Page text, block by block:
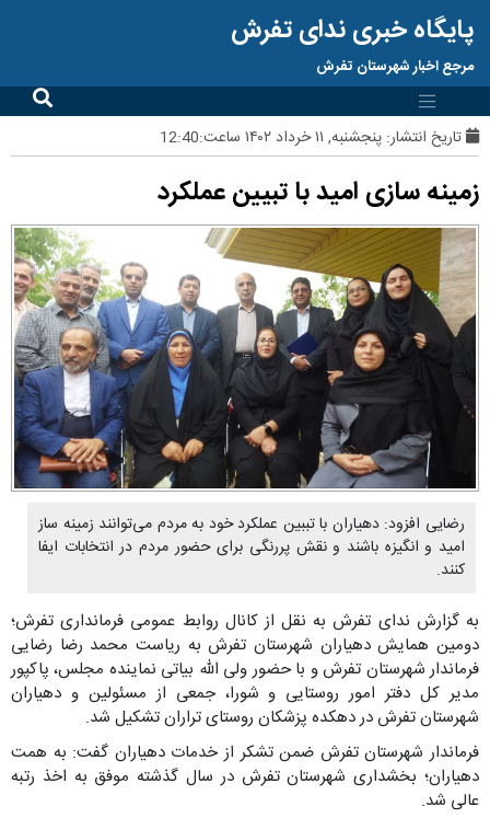
پایگاه خبری ندای تفرش
مرجع اخبار شهرستان تفرش
تاریخ انتشار: پنجشنبه, ۱۱ خرداد ۱۴۰۲ ساعت:12:40
زمینه سازی امید با تبیین عملکرد
رضایی افزود: دهیاران با تببین عملکرد خود به مردم می‌توانند زمینه ساز
امید و انگیزه باشند و نقش پررنگی برای حضور مردم در انتخابات ایفا
کنند.
به گزارش ندای تفرش به نقل از کانال روابط عمومی فرمانداری تفرش؛
دومین همایش دهیاران شهرستان تفرش به ریاست محمد رضا رضایی
فرماندار شهرستان تفرش و با حضور ولی الله بیاتی نماینده مجلس، پاکپور
مدیر کل دفتر امور روستایی و شورا، جمعی از مسئولین و دهیاران
شهرستان تفرش در دهکده پزشکان روستای تراران تشکیل شد.
فرماندار شهرستان تفرش ضمن تشکر از خدمات دهیاران گفت: به همت
دهیاران؛ بخشداری شهرستان تفرش در سال گذشته موفق به اخذ رتبه
عالی شد.